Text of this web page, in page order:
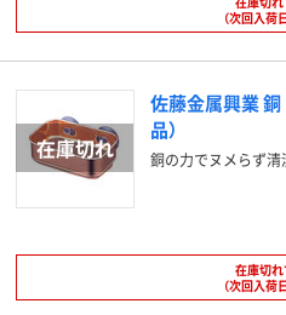
（次回入荷
佐藤金属興業
品）
銅の力でヌメらず
在庫切
（次回入荷